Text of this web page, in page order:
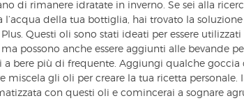
di rimanere idratate in inverno. Se sei alla
l’acqua della tua bottiglia, hai trovato la
Questi oli sono stati ideati per essere
ma possono anche essere aggiunti alle bevande
a bere più di frequente. Aggiungi qualche goccia
miscela gli oli per creare la tua ricetta personale.
con questi oli e comincerai a sognare